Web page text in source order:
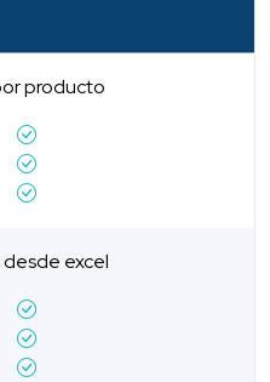
producto
excel